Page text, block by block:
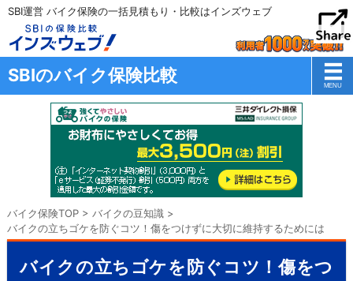
SBI運営 バイク保険の一括見積もり・比較はインズウェブ
SBIのバイク保険比較
バイク保険TOP> バイクの豆知識 >
バイクの立ちゴケを防ぐコツ！傷をつけずに大切に維持するためには
バイクの立ちゴケを防ぐコツ！傷をつ